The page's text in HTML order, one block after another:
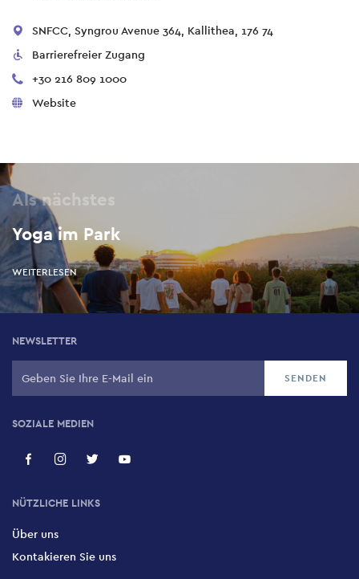
SNFCC, Syngrou Avenue 364, Kallithea, 176 74
Barrierefreier Zugang
+30 216 809 1000
Website
Als nächstes
Yoga im Park
WEITERLESEN
NEWSLETTER
SOZIALE MEDIEN
NÜTZLICHE LINKS
Über uns
Kontakieren Sie uns